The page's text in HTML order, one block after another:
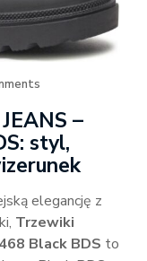
–
styl,
elegancję z
Trzewiki
Black BDS to